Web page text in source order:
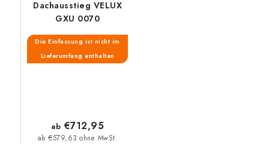
Dachausstieg VELUX
GXU 0070
Die Einfassung ist nicht im
Lieferumfang enthalten
ab €579,63 ohne MwSt.
ab €712,95